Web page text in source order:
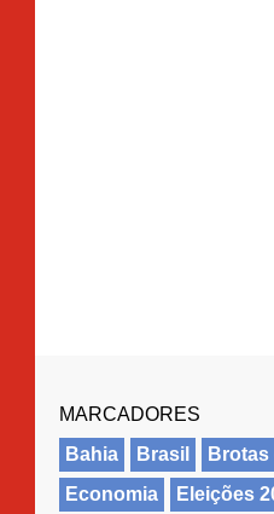
MARCADORES
Bahia
Brasil
Brotas
Economia
Eleições